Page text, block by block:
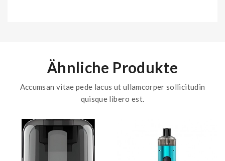
Ähnliche Produkte
Accumsan vitae pede lacus ut ullamcorper sollicitudin
quisque libero est.